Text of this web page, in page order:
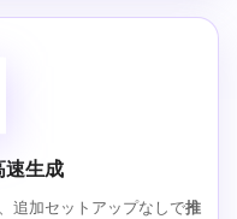
速生成
追加セットアップなしで推